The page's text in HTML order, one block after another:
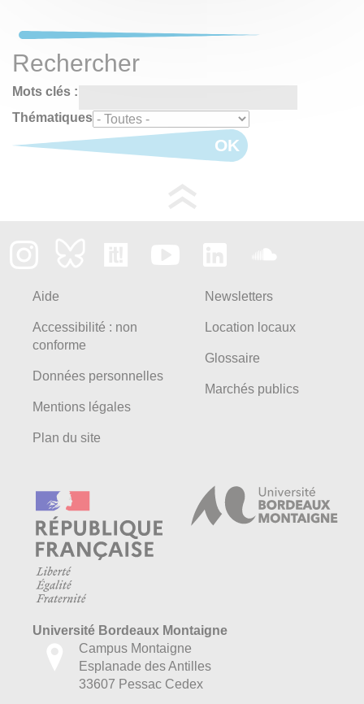
Rechercher
Mots clés :
Thématiques
OK
Aide
Accessibilité : non
conforme
Données personnelles
Mentions légales
Plan du site
Newsletters
Location locaux
Glossaire
Marchés publics
Université Bordeaux Montaigne
Campus Montaigne
Esplanade des Antilles
33607 Pessac Cedex